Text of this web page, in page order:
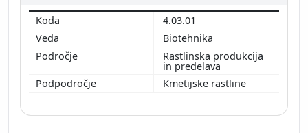
4.03.01
Biotehnika
Rastlinska produkcija
in predelava
Kmetijske rastline